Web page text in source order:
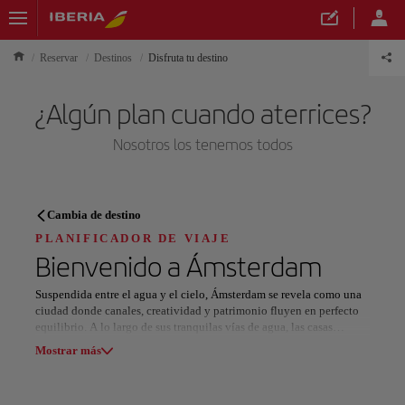
Reservar Destinos Disfruta tu destino
¿Algún plan cuando aterrices?
Nosotros los tenemos todos
PLANIFICADOR DE VIAJE
Descubre tu próximo destino
Nuestros destinos
Cambia de destino
PLANIFICADOR DE VIAJE
Bienvenido a Ámsterdam
Suspendida entre el agua y el cielo, Ámsterdam se revela como una
ciudad donde canales, creatividad y patrimonio fluyen en perfecto
equilibrio. A lo largo de sus tranquilas vías de agua, las casas
estrechas se alzan junto a un diseño contemporáneo audaz y carriles
Mostrar más